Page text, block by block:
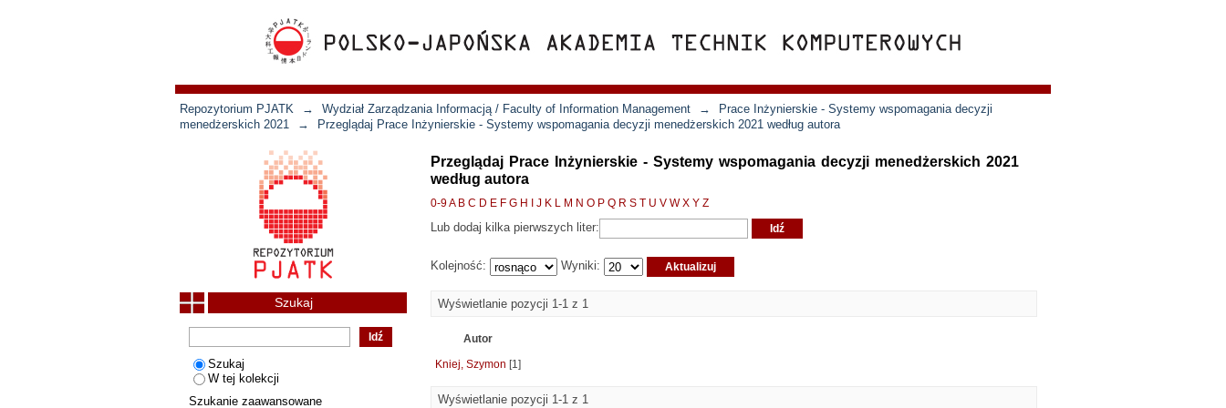
Repozytorium PJATK → Wydział Zarządzania Informacją / Faculty of Information Management →
Prace Inżynierskie - Systemy wspomagania decyzji
menedżerskich 2021
→ Przeglądaj Prace Inżynierskie - Systemy wspomagania decyzji menedżerskich 2021 według autora
Przeglądaj Prace Inżynierskie - Systemy wspomagania decyzji menedżerskich 2021
według autora
0-9A B C D E F G H J K L M N O P Q R S T U V W X Y Z
Lub dodaj kilka pierwszych liter:
Kolejność: Wyniki:
Wyświetlanie pozycji 1-1 z 1
Autor
Kniej, Szymon [1]
Wyświetlanie pozycji 1-1 z 1
Szukaj
Szukaj
W tej kolekcji
Szukanie zaawansowane